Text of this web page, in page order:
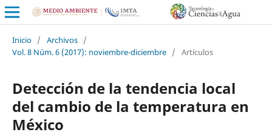
Inicio / Archivos /
Vol. 8 Núm. 6 (2017): noviembre-diciembre / Artículos
Detección de la tendencia local
del cambio de la temperatura en
México